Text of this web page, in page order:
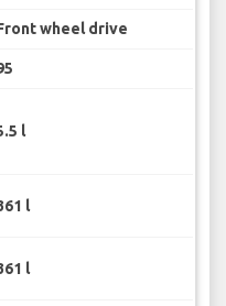
wheel drive
l
l
l